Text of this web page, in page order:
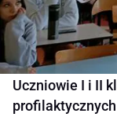
Uczniowie I i II
profilaktycznych